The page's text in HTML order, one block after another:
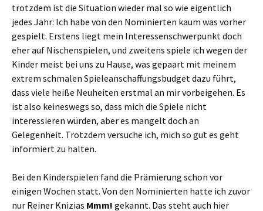
trotzdem ist die Situation wieder mal so wie eigentlich
jedes Jahr: Ich habe von den Nominierten kaum was vorher
gespielt. Erstens liegt mein Interessenschwerpunkt doch
eher auf Nischenspielen, und zweitens spiele ich wegen der
Kinder meist bei uns zu Hause, was gepaart mit meinem
extrem schmalen Spieleanschaffungsbudget dazu führt,
dass viele heiße Neuheiten erstmal an mir vorbeigehen. Es
ist also keineswegs so, dass mich die Spiele nicht
interessieren würden, aber es mangelt doch an
Gelegenheit. Trotzdem versuche ich, mich so gut es geht
informiert zu halten.
Bei den Kinderspielen fand die Prämierung schon vor
einigen Wochen statt. Von den Nominierten hatte ich zuvor
nur Reiner Knizias Mmm! gekannt. Das steht auch hier